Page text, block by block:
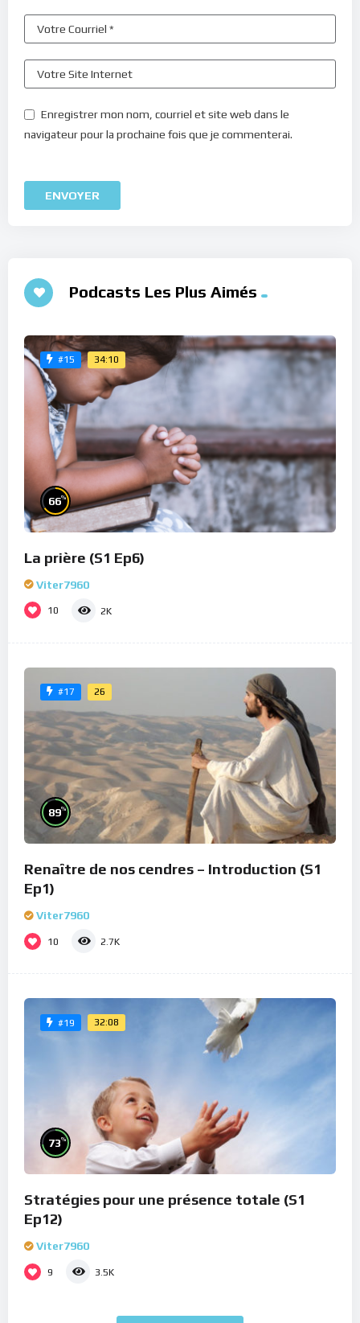
Enregistrer mon nom, courriel et site web dans le
navigateur pour la prochaine fois que je commenterai.
Podcasts Les Plus Aimés
#15 34:10
66%
La prière (S1 Ep6)
Viter7960
10 2K
#17 26
89%
Renaître de nos cendres – Introduction (S1
Ep1)
Viter7960
10 2.7K
#19 32:08
73%
Stratégies pour une présence totale (S1
Ep12)
Viter7960
9 3.5K